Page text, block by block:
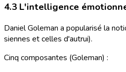
4.3 L'intelligence
Daniel Goleman a popularisé la
siennes et celles d'autrui).
Cinq composantes (Goleman) :